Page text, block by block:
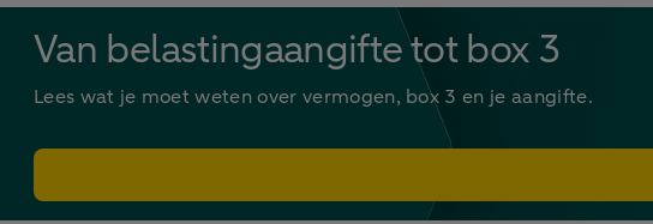
Van belastingaangifte tot box 3
Lees wat je moet weten over vermogen, box 3 en je aangifte.